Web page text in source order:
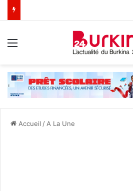
Accueil / A La Une